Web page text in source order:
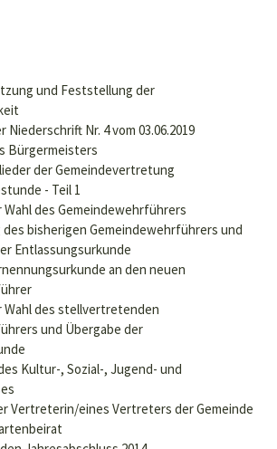
und Feststellung der
Nr. 4 vom 03.06.2019
Bürgermeisters
der Gemeindevertretung
- Teil 1
des Gemeindewehrführers
bisherigen Gemeindewehrführers und
Entlassungsurkunde
an den neuen
Wahl des stellvertretenden
und Übergabe der
Kultur-, Sozial-, Jugend- und
Vertreterin/eines Vertreters der Gemeinde